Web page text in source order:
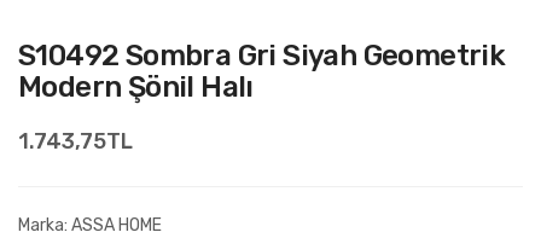
S10492 Sombra Gri Siyah Geometrik
Modern Şönil Halı
1.743,75TL
Marka: ASSA HOME